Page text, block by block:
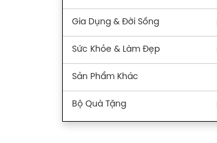
Gia Dụng & Đời Sống
Sức Khỏe & Làm Đẹp
Sản Phẩm Khác
Bộ Quà Tặng